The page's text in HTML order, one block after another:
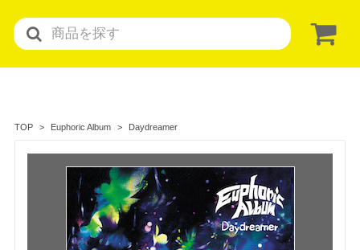
TOP Euphoric Album Daydreamer